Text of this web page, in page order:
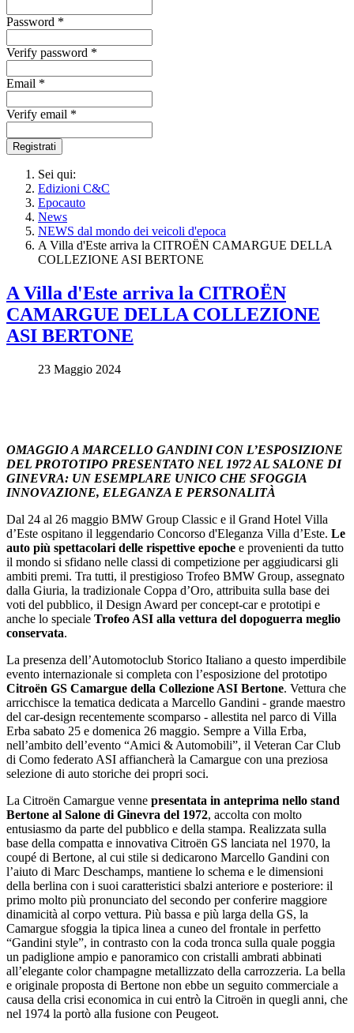
Password *
Verify password *
Email *
Verify email *
Registrati
Sei qui:
Edizioni C&C
Epocauto
News
NEWS dal mondo dei veicoli d'epoca
A Villa d'Este arriva la CITROËN CAMARGUE DELLA
COLLEZIONE ASI BERTONE
A Villa d'Este arriva la CITROËN
CAMARGUE DELLA COLLEZIONE
ASI BERTONE
23 Maggio 2024
OMAGGIO A MARCELLO GANDINI CON L’ESPOSIZIONE
DEL PROTOTIPO PRESENTATO NEL 1972 AL SALONE DI
GINEVRA: UN ESEMPLARE UNICO CHE SFOGGIA
INNOVAZIONE, ELEGANZA E PERSONALITÀ
Dal 24 al 26 maggio BMW Group Classic e il Grand Hotel Villa
d’Este ospitano il leggendario Concorso d'Eleganza Villa d’Este. Le
auto più spettacolari delle rispettive epoche e provenienti da tutto
il mondo si sfidano nelle classi di competizione per aggiudicarsi gli
ambiti premi. Tra tutti, il prestigioso Trofeo BMW Group, assegnato
dalla Giuria, la tradizionale Coppa d’Oro, attribuita sulla base dei
voti del pubblico, il Design Award per concept-car e prototipi e
anche lo speciale Trofeo ASI alla vettura del dopoguerra meglio
conservata.
La presenza dell’Automotoclub Storico Italiano a questo imperdibile
evento internazionale si completa con l’esposizione del prototipo
Citroën GS Camargue della Collezione ASI Bertone. Vettura che
arricchisce la tematica dedicata a Marcello Gandini - grande maestro
del car-design recentemente scomparso - allestita nel parco di Villa
Erba sabato 25 e domenica 26 maggio. Sempre a Villa Erba,
nell’ambito dell’evento “Amici & Automobili”, il Veteran Car Club
di Como federato ASI affiancherà la Camargue con una preziosa
selezione di auto storiche dei propri soci.
La Citroën Camargue venne presentata in anteprima nello stand
Bertone al Salone di Ginevra del 1972, accolta con molto
entusiasmo da parte del pubblico e della stampa. Realizzata sulla
base della compatta e innovativa Citroën GS lanciata nel 1970, la
coupé di Bertone, al cui stile si dedicarono Marcello Gandini con
l’aiuto di Marc Deschamps, mantiene lo schema e le dimensioni
della berlina con i suoi caratteristici sbalzi anteriore e posteriore: il
primo molto più pronunciato del secondo per conferire maggiore
dinamicità al corpo vettura. Più bassa e più larga della GS, la
Camargue sfoggia la tipica linea a cuneo del frontale in perfetto
“Gandini style”, in contrasto con la coda tronca sulla quale poggia
un padiglione ampio e panoramico con cristalli ambrati abbinati
all’elegante color champagne metallizzato della carrozzeria. La bella
e originale proposta di Bertone non ebbe un seguito commerciale a
causa della crisi economica in cui entrò la Citroën in quegli anni, che
nel 1974 la portò alla fusione con Peugeot.